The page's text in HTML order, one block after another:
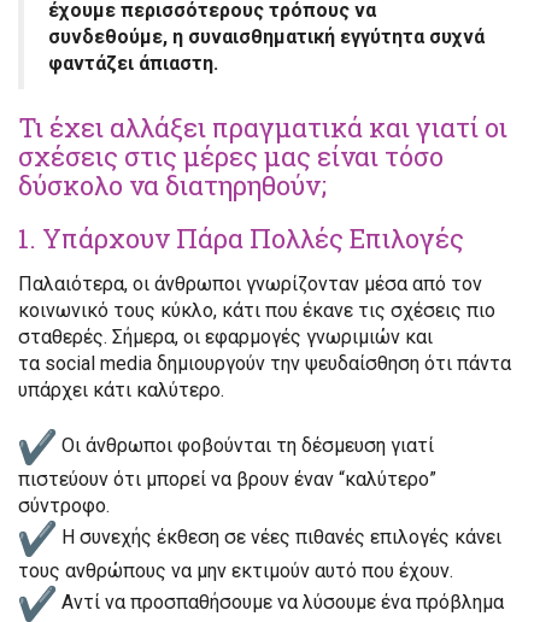
έχουμε περισσότερους τρόπους να
συνδεθούμε, η συναισθηματική εγγύτητα συχνά
φαντάζει άπιαστη.
Τι έχει αλλάξει πραγματικά και γιατί οι
σχέσεις στις μέρες μας είναι τόσο
δύσκολο να διατηρηθούν;
1. Υπάρχουν Πάρα Πολλές Επιλογές
Παλαιότερα, οι άνθρωποι γνωρίζονταν μέσα από τον
κοινωνικό τους κύκλο, κάτι που έκανε τις σχέσεις πιο
σταθερές. Σήμερα, οι εφαρμογές γνωριμιών και
τα social media δημιουργούν την ψευδαίσθηση ότι πάντα
υπάρχει κάτι καλύτερο.
Οι άνθρωποι φοβούνται τη δέσμευση γιατί
πιστεύουν ότι μπορεί να βρουν έναν “καλύτερο”
σύντροφο.
Η συνεχής έκθεση σε νέες πιθανές επιλογές κάνει
τους ανθρώπους να μην εκτιμούν αυτό που έχουν.
Αντί να προσπαθήσουμε να λύσουμε ένα πρόβλημα